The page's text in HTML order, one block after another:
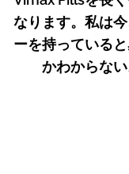
なります。私は
ーを持っている
かわからな